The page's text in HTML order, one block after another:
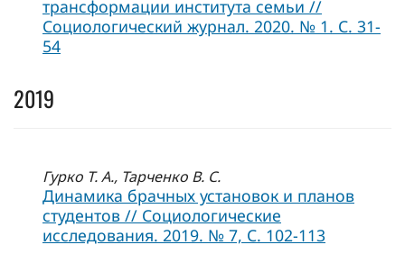
трансформации института семьи //
Социологический журнал. 2020. № 1. С. 31-
54
2019
Гурко Т. А., Тарченко В. С.
Динамика брачных установок и планов
студентов // Социологические
исследования. 2019. № 7, C. 102-113